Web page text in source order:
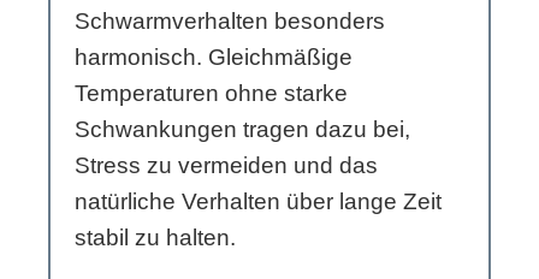
Schwarmverhalten besonders
harmonisch. Gleichmäßige
Temperaturen ohne starke
Schwankungen tragen dazu bei,
Stress zu vermeiden und das
natürliche Verhalten über lange Zeit
stabil zu halten.